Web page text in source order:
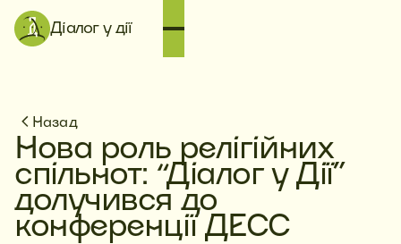
Діалог у дії
Назад
Нова роль релігійних
спільнот: “Діалог у Дії”
долучився до
конференції ДЕСС